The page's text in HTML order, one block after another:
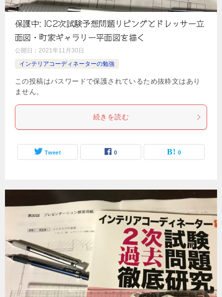
保護中: IC2次試験予想問題リビングとドレッサー立
面図・町家ギャラリー平面図を描く
公開日： 2021年11月30日
インテリアコーディネーターの勉強
この投稿はパスワードで保護されているため抜粋文はあり
ません。
続きを読む
Tweet 0 0